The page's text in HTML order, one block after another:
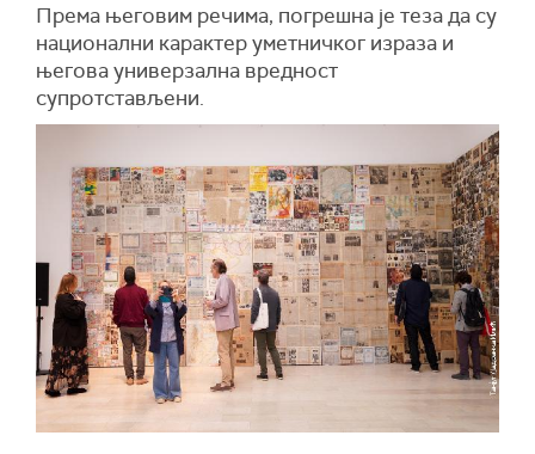
Према његовим речима, погрешна је теза да су
национални карактер уметничког израза и
његова универзална вредност
супротстављени.